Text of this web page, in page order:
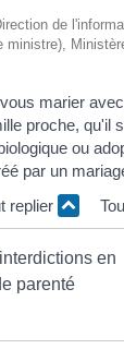
de
ministre),
marier
proche, qu'il
ou
par un
replier
en
parenté